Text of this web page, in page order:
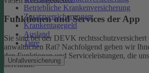
Betriebliche Krankenversicherung
Zusatzversicherungen
Krankentagegeld
Ausland
Tiere
Unfallversicherung
Funktionen und Services der App
Sie sind bei der DEVK rechtsschutzversichert
anwaltlichen Rat? Nachfolgend geben wir
den Funktionen und Serviceleistungen, die
bereithält: